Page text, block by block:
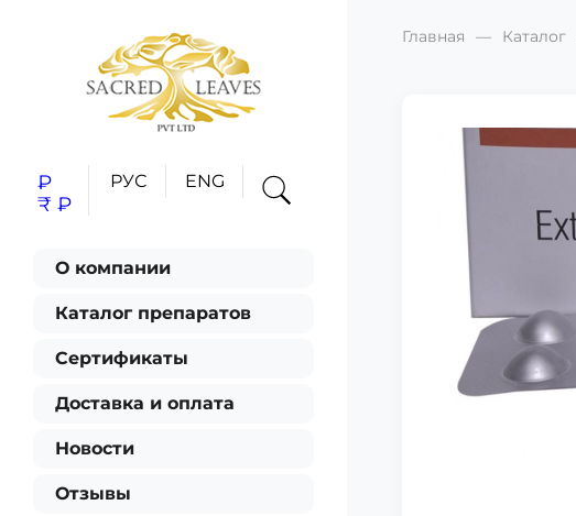
₽
₹ ₽
РУС ENG
О компании
Каталог препаратов
Сертификаты
Доставка и оплата
Новости
Отзывы
Главная Каталог